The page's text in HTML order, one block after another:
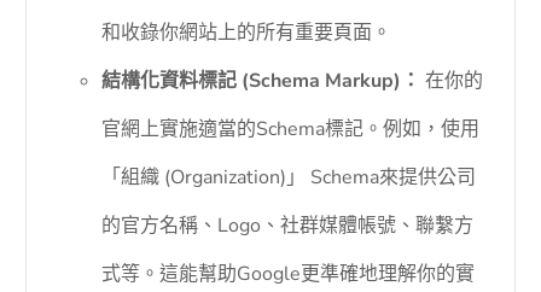
和收錄你網站上的所有重要頁面。
結構化資料標記 (Schema Markup)： 在你的
官網上實施適當的Schema標記。例如，使用
「組織 (Organization)」 Schema來提供公司
的官方名稱、Logo、社群媒體帳號、聯繫方
式等。這能幫助Google更準確地理解你的實